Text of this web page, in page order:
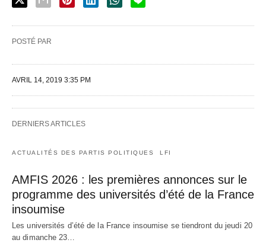
POSTÉ PAR
AVRIL 14, 2019 3:35 PM
DERNIERS ARTICLES
ACTUALITÉS DES PARTIS POLITIQUES LFI
AMFIS 2026 : les premières annonces sur le
programme des universités d’été de la France
insoumise
Les universités d’été de la France insoumise se tiendront du jeudi 20
au dimanche 23…